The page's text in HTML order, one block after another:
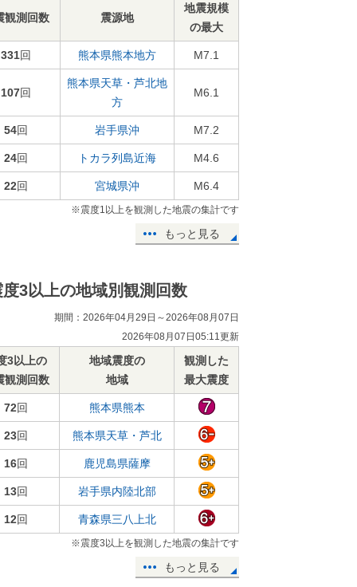
観測回数 震源地
地震規模
の最大
331回 熊本県熊本地方 M7.1
107回
熊本県天草・芦北地
方
M6.1
54回 岩手県沖 M7.2
24回 トカラ列島近海 M4.6
22回 宮城県沖 M6.4
※震度1以上を観測した地震の集計です
もっと見る
度3以上の地域別観測回数
期間：2026年04月29日～2026年08月07日
2026年08月07日05:11更新
3以上の
観測回数
地域震度の
地域
観測した
最大震度
72回 熊本県熊本
23回 熊本県天草・芦北
16回 鹿児島県薩摩
13回 岩手県内陸北部
12回 青森県三八上北
※震度3以上を観測した地震の集計です
もっと見る